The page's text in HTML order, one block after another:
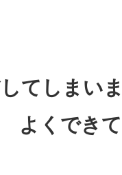
てしまい
くでき